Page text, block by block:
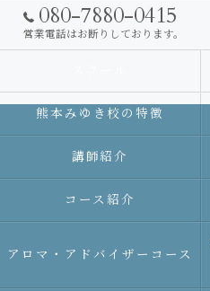
080-7880-0415
営業電話はお断りしております。
熊本みゆき校の特徴
講師紹介
コース紹介
アロマ・アドバイザーコース